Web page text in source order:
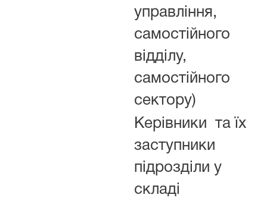
управління,
самостійного
відділу,
самостійного
сектору)
Керівники та їх
заступники
підрозділи у
складі